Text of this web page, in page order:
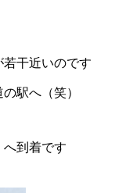
干近いのです
駅へ（笑）
到着です